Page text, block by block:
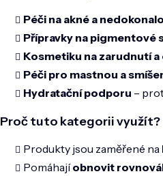
Péči na akné a
Přípravky na pigmentové
Kosmetiku na zarudnutí
Péči pro mastnou a
Hydratační podporu –
Proč tuto kategorii využít?
Produkty jsou zaměřené na
Pomáhajíobnovit